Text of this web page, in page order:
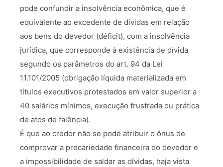
pode confundir a insolvência econômica, que é
equivalente ao excedente de dívidas em relação
aos bens do devedor (déficit), com a insolvência
jurídica, que corresponde à existência de dívida
segundo os parâmetros do art. 94 da Lei
11.101/2005 (obrigação líquida materializada em
títulos executivos protestados em valor superior a
40 salários mínimos, execução frustrada ou prática
de atos de falência).
É que ao credor não se pode atribuir o ônus de
comprovar a precariedade financeira do devedor e
a impossibilidade de saldar as dívidas, haja vista